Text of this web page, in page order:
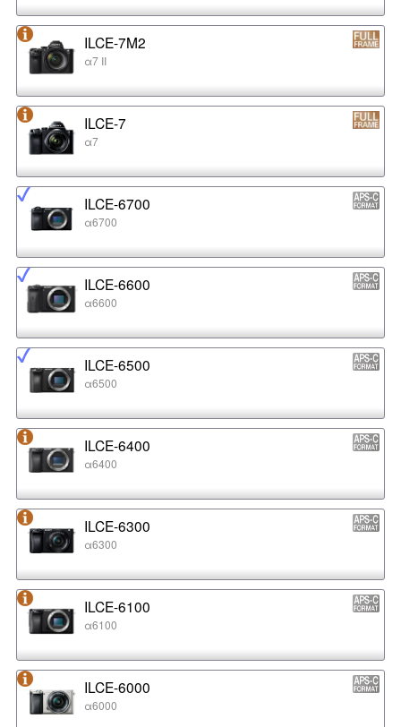
ILCE-7M2
α7 II
ILCE-7
α7
ILCE-6700
α6700
ILCE-6600
α6600
ILCE-6500
α6500
ILCE-6400
α6400
ILCE-6300
α6300
ILCE-6100
α6100
ILCE-6000
α6000